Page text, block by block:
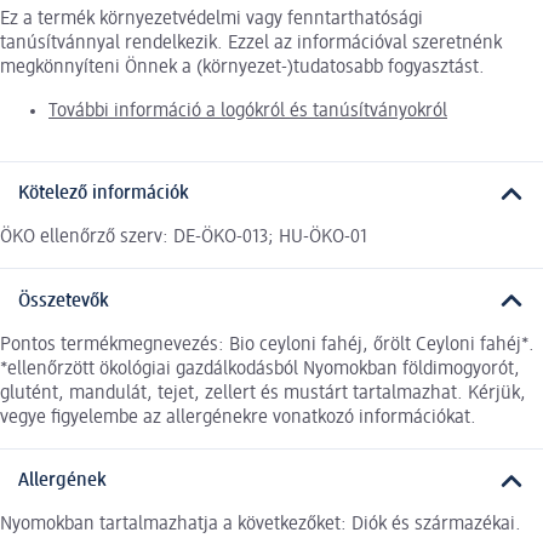
Ez a termék környezetvédelmi vagy fenntarthatósági
tanúsítvánnyal rendelkezik. Ezzel az információval szeretnénk
megkönnyíteni Önnek a (környezet-)tudatosabb fogyasztást.
További információ a logókról és tanúsítványokról
Kötelező információk
ÖKO ellenőrző szerv: DE-ÖKO-013; HU-ÖKO-01
Összetevők
Pontos termékmegnevezés: Bio ceyloni fahéj, őrölt Ceyloni fahéj*.
*ellenőrzött ökológiai gazdálkodásból Nyomokban földimogyorót,
glutént, mandulát, tejet, zellert és mustárt tartalmazhat. Kérjük,
vegye figyelembe az allergénekre vonatkozó információkat.
Allergének
Nyomokban tartalmazhatja a következőket: Diók és származékai.